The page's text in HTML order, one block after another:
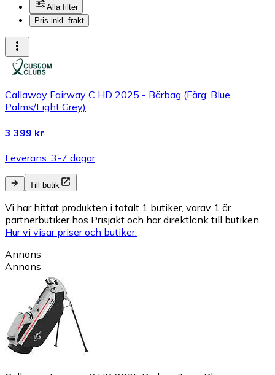
Alla filter
Pris inkl. frakt
Callaway Fairway C HD 2025 - Bärbag (Färg: Blue
Palms/Light Grey)
3 399 kr
Leverans: 3-7 dagar
Till butik
Vi har hittat produkten i totalt 1 butiker, varav 1 är
partnerbutiker hos Prisjakt och har direktlänk till butiken.
Hur vi visar priser och butiker.
Annons
Annons